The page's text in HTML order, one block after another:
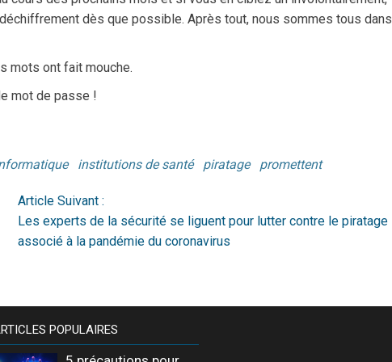
dès que possible. Après tout, nous sommes tous
mots ont fait mouche.
mot de passe !
institutions de santé piratage promettent
Article Suivant :
Les experts de la sécurité se liguent pour lutter contre le piratage
associé à la pandémie du coronavirus
POPULAIRES